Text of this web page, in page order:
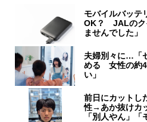
モバイルバッテ
OK？ JALのク
ませんでした」
夫婦別々に…「
める 女性の約4
い」
前日にカットし
性→あか抜けカ
「別人やん」